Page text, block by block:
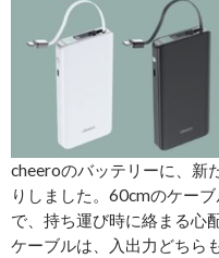
cheeroのバッテリーに、新
りしました。60cmのケー
で、持ち運び時に絡まる心
ケーブルは、入出力どちら